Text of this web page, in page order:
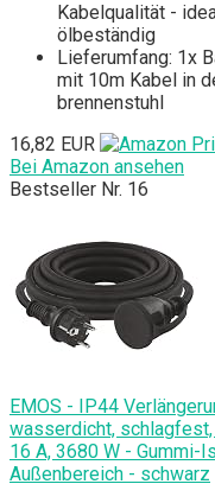
Kabelqualität -
ölbeständig
Lieferumfang: 1x
mit 10m Kabel in
brennenstuhl
16,82 EUR
Bei Amazon ansehen
Bestseller Nr. 16
EMOS - IP44
wasserdicht,
16 A, 3680 W - Gummi-
Außenbereich - schwarz